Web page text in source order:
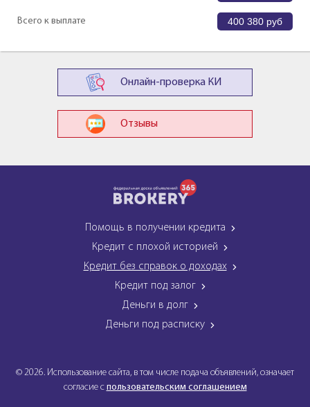
Всего к выплате 400 380 руб
Онлайн-проверка КИ
Отзывы
Помощь в получении кредита
Кредит с плохой историей
Кредит без справок о доходах
Кредит под залог
Деньги в долг
Деньги под расписку
© 2026. Использование сайта, в том числе подача объявлений, означает
согласие с пользовательским соглашением